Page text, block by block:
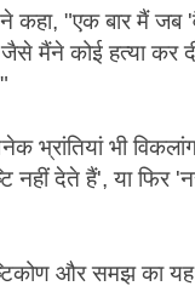
ने कहा, "एक बार मैं
जैसे मैंने कोई हत्या
भ्रांतियां भी
नहीं देते हैं', या फिर
और समझ का